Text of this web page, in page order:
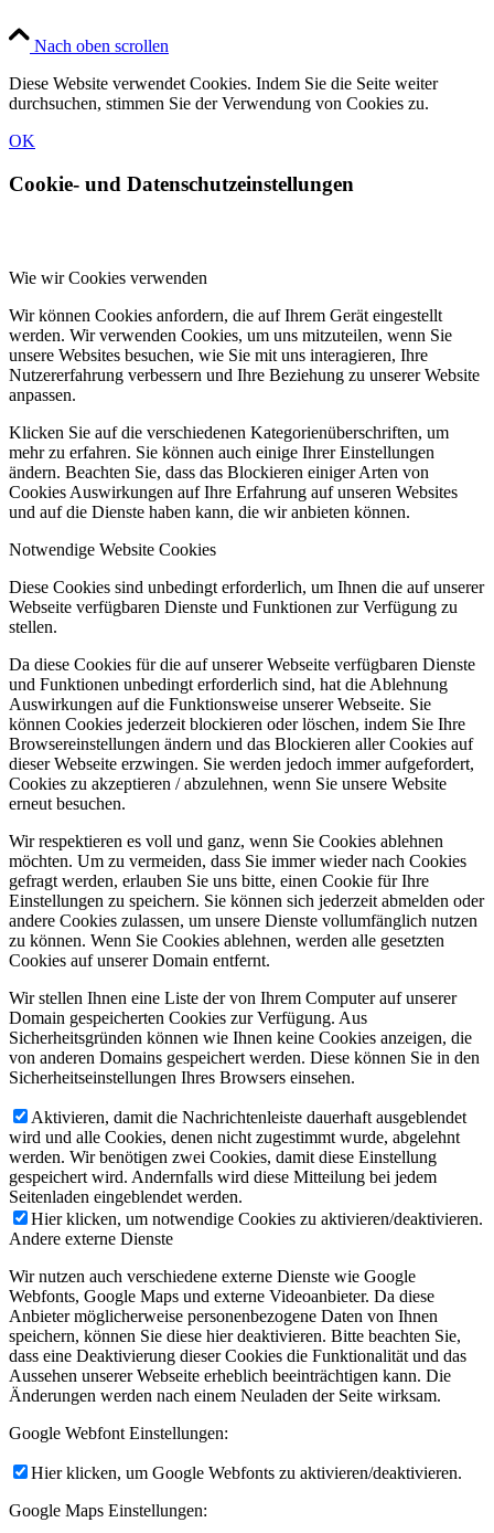
Nach oben scrollen
Diese Website verwendet Cookies. Indem Sie die Seite weiter
durchsuchen, stimmen Sie der Verwendung von Cookies zu.
OK
Cookie- und Datenschutzeinstellungen
Wie wir Cookies verwenden
Wir können Cookies anfordern, die auf Ihrem Gerät eingestellt
werden. Wir verwenden Cookies, um uns mitzuteilen, wenn Sie
unsere Websites besuchen, wie Sie mit uns interagieren, Ihre
Nutzererfahrung verbessern und Ihre Beziehung zu unserer Website
anpassen.
Klicken Sie auf die verschiedenen Kategorienüberschriften, um
mehr zu erfahren. Sie können auch einige Ihrer Einstellungen
ändern. Beachten Sie, dass das Blockieren einiger Arten von
Cookies Auswirkungen auf Ihre Erfahrung auf unseren Websites
und auf die Dienste haben kann, die wir anbieten können.
Notwendige Website Cookies
Diese Cookies sind unbedingt erforderlich, um Ihnen die auf unserer
Webseite verfügbaren Dienste und Funktionen zur Verfügung zu
stellen.
Da diese Cookies für die auf unserer Webseite verfügbaren Dienste
und Funktionen unbedingt erforderlich sind, hat die Ablehnung
Auswirkungen auf die Funktionsweise unserer Webseite. Sie
können Cookies jederzeit blockieren oder löschen, indem Sie Ihre
Browsereinstellungen ändern und das Blockieren aller Cookies auf
dieser Webseite erzwingen. Sie werden jedoch immer aufgefordert,
Cookies zu akzeptieren / abzulehnen, wenn Sie unsere Website
erneut besuchen.
Wir respektieren es voll und ganz, wenn Sie Cookies ablehnen
möchten. Um zu vermeiden, dass Sie immer wieder nach Cookies
gefragt werden, erlauben Sie uns bitte, einen Cookie für Ihre
Einstellungen zu speichern. Sie können sich jederzeit abmelden oder
andere Cookies zulassen, um unsere Dienste vollumfänglich nutzen
zu können. Wenn Sie Cookies ablehnen, werden alle gesetzten
Cookies auf unserer Domain entfernt.
Wir stellen Ihnen eine Liste der von Ihrem Computer auf unserer
Domain gespeicherten Cookies zur Verfügung. Aus
Sicherheitsgründen können wie Ihnen keine Cookies anzeigen, die
von anderen Domains gespeichert werden. Diese können Sie in den
Sicherheitseinstellungen Ihres Browsers einsehen.
Aktivieren, damit die Nachrichtenleiste dauerhaft ausgeblendet
wird und alle Cookies, denen nicht zugestimmt wurde, abgelehnt
werden. Wir benötigen zwei Cookies, damit diese Einstellung
gespeichert wird. Andernfalls wird diese Mitteilung bei jedem
Seitenladen eingeblendet werden.
Hier klicken, um notwendige Cookies zu aktivieren/deaktivieren.
Andere externe Dienste
Wir nutzen auch verschiedene externe Dienste wie Google
Webfonts, Google Maps und externe Videoanbieter. Da diese
Anbieter möglicherweise personenbezogene Daten von Ihnen
speichern, können Sie diese hier deaktivieren. Bitte beachten Sie,
dass eine Deaktivierung dieser Cookies die Funktionalität und das
Aussehen unserer Webseite erheblich beeinträchtigen kann. Die
Änderungen werden nach einem Neuladen der Seite wirksam.
Google Webfont Einstellungen:
Hier klicken, um Google Webfonts zu aktivieren/deaktivieren.
Google Maps Einstellungen: